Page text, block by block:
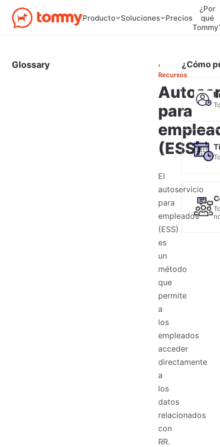
Producto Soluciones Precios
¿Por
qué
Glossary
‹
Recursos
para
(ESS)
El
autoservicio
para
empleados
(ESS)
es
un
método
que
permite
a
los
empleados
acceder
directamente
a
los
datos
relacionados
con
RR.
¿Cómo